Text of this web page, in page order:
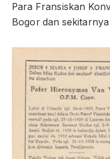
Para Fransiskan
Bogor dan